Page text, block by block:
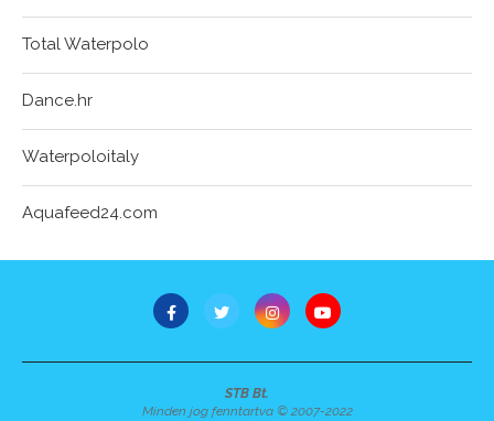
Total Waterpolo
Dance.hr
Waterpoloitaly
Aquafeed24.com
STB Bt.
Minden jog fenntartva © 2007-2022